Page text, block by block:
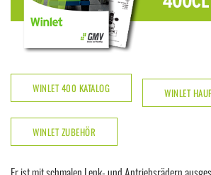
WINLET 400 KATALOG WINLET
WINLET ZUBEHÖR